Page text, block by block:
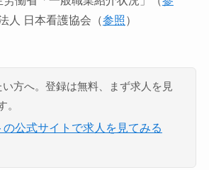
人 日本看護協会（参照）
方へ。登録は無料、まず求人を見
。
公式サイトで求人を見てみる